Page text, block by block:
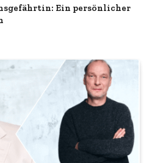
Ein persönlicher